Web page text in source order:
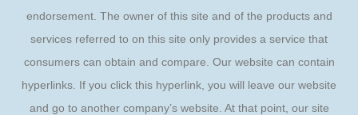
endorsement. The owner of this site and of the products and
services referred to on this site only provides a service that
consumers can obtain and compare. Our website can contain
hyperlinks. If you click this hyperlink, you will leave our website
and go to another company’s website. At that point, our site